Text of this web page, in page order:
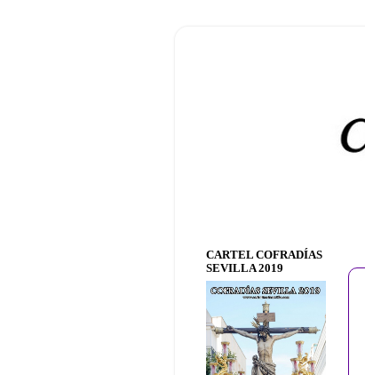
CARTEL COFRADÍAS
SEVILLA 2019